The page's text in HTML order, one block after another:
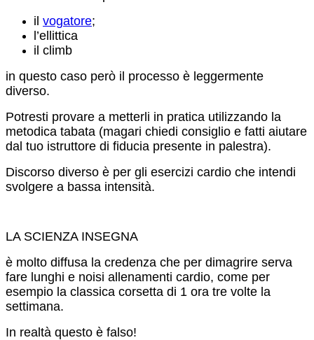
il vogatore;
l’ellittica
il climb
in questo caso però il processo è leggermente
diverso.
Potresti provare a metterli in pratica utilizzando la
metodica tabata (magari chiedi consiglio e fatti aiutare
dal tuo istruttore di fiducia presente in palestra).
Discorso diverso è per gli esercizi cardio che intendi
svolgere a bassa intensità.
LA SCIENZA INSEGNA
è molto diffusa la credenza che per dimagrire serva
fare lunghi e noisi allenamenti cardio, come per
esempio la classica corsetta di 1 ora tre volte la
settimana.
In realtà questo è falso!